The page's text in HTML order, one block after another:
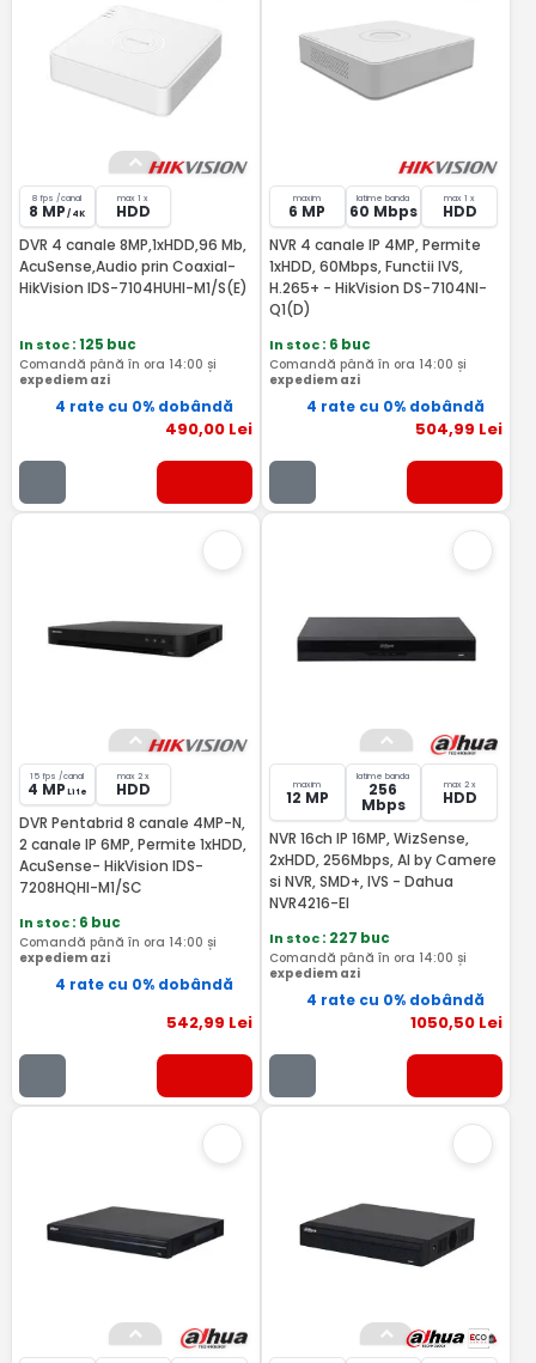
8 fps /canal
8 MP / 4K
max 1 x
HDD
DVR 4 canale 8MP,1xHDD,96 Mb,
AcuSense,Audio prin Coaxial-
HikVision IDS-7104HUHI-M1/S(E)
In stoc: 125 buc
Comandă până în ora 14:00 și
expediem azi
4 rate cu 0% dobândă
490,00Lei
maxim
6 MP
latime banda
60 Mbps
max 1 x
HDD
NVR 4 canale IP 4MP, Permite
1xHDD, 60Mbps, Functii IVS,
H.265+ - HikVision DS-7104NI-
Q1(D)
In stoc: 6 buc
Comandă până în ora 14:00 și
expediem azi
4 rate cu 0% dobândă
504,99 Lei
15 fps /canal
4 MP Lite
max 2 x
HDD
DVR Pentabrid 8 canale 4MP-N,
2 canale IP 6MP, Permite 1xHDD,
AcuSense- HikVision IDS-
7208HQHI-M1/SC
In stoc: 6 buc
Comandă până în ora 14:00 și
expediem azi
4 rate cu 0% dobândă
542,99 Lei
maxim
12 MP
latime banda
256
Mbps
max 2 x
HDD
NVR 16ch IP 16MP, WizSense,
2xHDD, 256Mbps, AI by Camere
si NVR, SMD+, IVS - Dahua
NVR4216-EI
In stoc: 227 buc
Comandă până în ora 14:00 și
expediem azi
4 rate cu 0% dobândă
1050,50 Lei